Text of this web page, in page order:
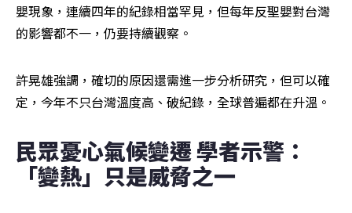
嬰現象，連續四年的紀錄相當罕見，但每年反聖嬰對台灣
的影響都不一，仍要持續觀察。
許晃雄強調，確切的原因還需進一步分析研究，但可以確
定，今年不只台灣溫度高、破紀錄，全球普遍都在升溫。
民眾憂心氣候變遷 學者示警：
「變熱」只是威脅之一